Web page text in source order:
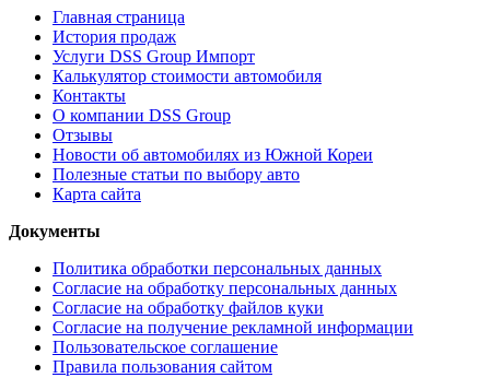
Главная страница
История продаж
Услуги DSS Group Импорт
Калькулятор стоимости автомобиля
Контакты
О компании DSS Group
Отзывы
Новости об автомобилях из Южной Кореи
Полезные статьи по выбору авто
Карта сайта
Документы
Политика обработки персональных данных
Согласие на обработку персональных данных
Согласие на обработку файлов куки
Согласие на получение рекламной информации
Пользовательское соглашение
Правила пользования сайтом